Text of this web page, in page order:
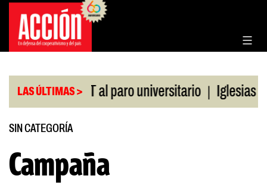
Saltar
contenido
LAS ÚLTIMAS >
de la CGT al paro universitario | Iglesias y
SIN CATEGORÍA
Campaña